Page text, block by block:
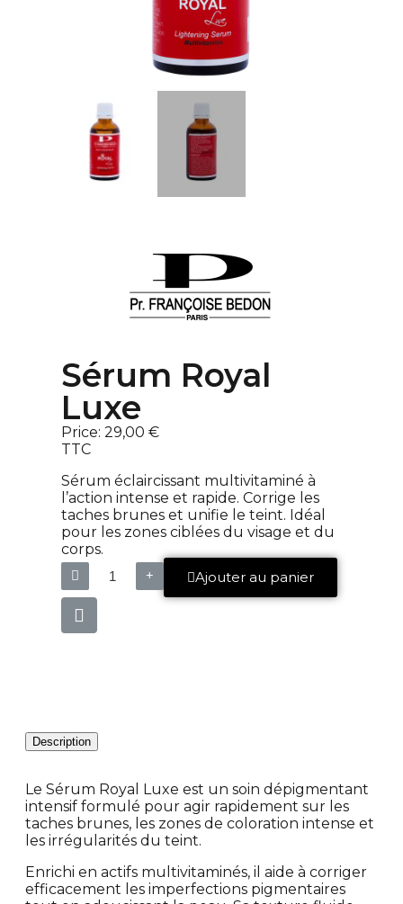
Sérum Royal
Luxe
Price: 29,00 €
TTC
Sérum éclaircissant multivitaminé à
l’action intense et rapide. Corrige les
taches brunes et unifie le teint. Idéal
pour les zones ciblées du visage et du
corps.
Ajouter au panier
Description
Le Sérum Royal Luxe est un soin dépigmentant
intensif formulé pour agir rapidement sur les
taches brunes, les zones de coloration intense et
les irrégularités du teint.
Enrichi en actifs multivitaminés, il aide à corriger
efficacement les imperfections pigmentaires